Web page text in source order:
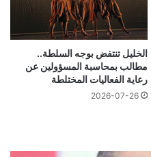
الخليل تنتفض بوجه السلطة..
مطالب بمحاسبة المسؤولين عن
رعاية الفعاليات المختلطة
2026-07-26